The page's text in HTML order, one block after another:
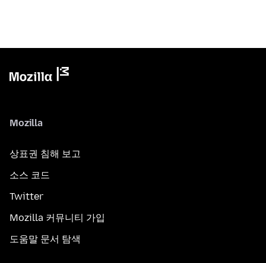
Mozilla
상표권 침해 보고
소스 코드
Twitter
Mozilla 커뮤니티 가입
도움말 문서 탐색